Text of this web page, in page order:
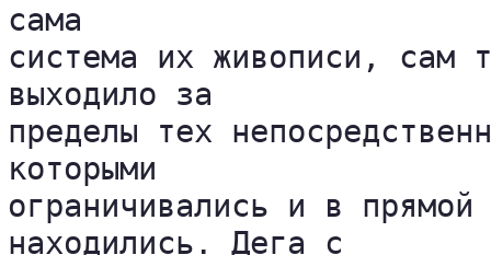
сама
система их живописи, сам
выходило за
пределы тех
которыми
ограничивались и в
находились. Дега с